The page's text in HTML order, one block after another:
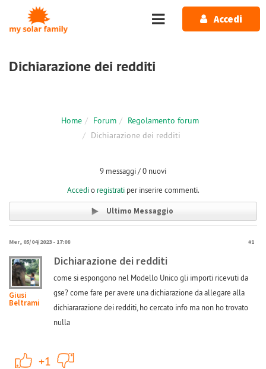
Salta al contenuto principale
Accedi
Dichiarazione dei redditi
Home Forum
Regolamento forum
Dichiarazione dei redditi
9 messaggi / 0 nuovi
Accedio registratiper inserire commenti.
Ultimo Messaggio
Mer, 05/04/2023 - 17:08 #1
Giusi
Beltrami
Dichiarazione dei redditi
come si espongono nel Modello Unico gli importi ricevuti da
gse? come fare per avere una dichiarazione da allegare alla
dichiararazione dei redditi, ho cercato info ma non ho trovato
nulla
+1